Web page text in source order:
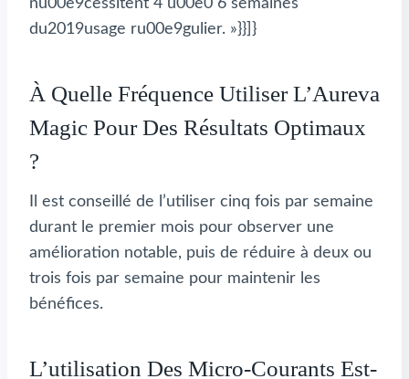
nu00e9cessitent 4 u00e0 6 semaines
du2019usage ru00e9gulier. »}}]}
À Quelle Fréquence Utiliser L’Aureva
Magic Pour Des Résultats Optimaux
?
Il est conseillé de l’utiliser cinq fois par semaine
durant le premier mois pour observer une
amélioration notable, puis de réduire à deux ou
trois fois par semaine pour maintenir les
bénéfices.
L’utilisation Des Micro-Courants Est-